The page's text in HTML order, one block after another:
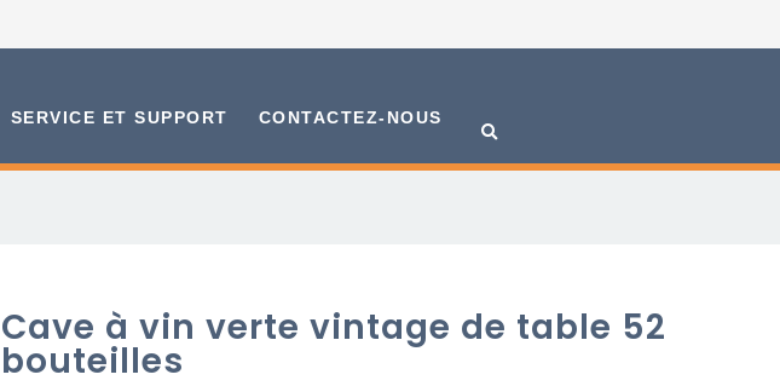
SERVICE ET SUPPORT CONTACTEZ-NOUS
Cave à vin verte vintage de table 52
bouteilles